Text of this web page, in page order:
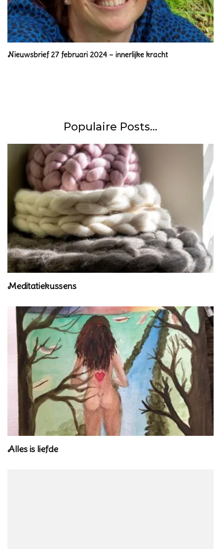
Nieuwsbrief 27 februari 2024 – innerlijke kracht
Populaire Posts...
Meditatiekussens
Alles is liefde